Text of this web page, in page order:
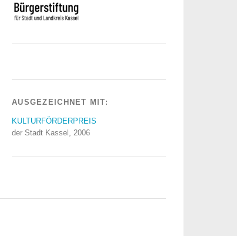
AUSGEZEICHNET MIT:
KULTURFÖRDERPREIS
der Stadt Kassel, 2006